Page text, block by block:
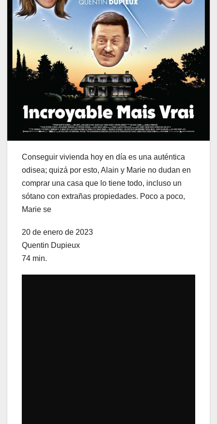
Conseguir vivienda hoy en día es una auténtica
odisea; quizá por esto, Alain y Marie no dudan en
comprar una casa que lo tiene todo, incluso un
sótano con extrañas propiedades. Poco a poco,
Marie se
20 de enero de 2023
Quentin Dupieux
74 min.